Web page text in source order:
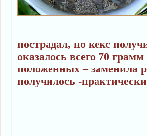
пострадал, но кекс
оказалось всего 70
положенных – заменила
получилось -